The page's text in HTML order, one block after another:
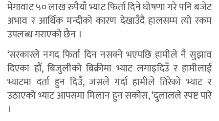
मेगावाट ५० लाख रुपैयाँ भ्याट फिर्ता दिने घोषणा गरे पनि बजेट
अभाव र आर्थिक मन्दीको कारण देखाउँदै हालसम्म त्यो रकम
उपलब्ध गराएको छैन ।
‘सरकारले नगद फिर्ता दिन नसक्ने भएपछि हामीले नै सुझाव
दिएका हौं, बिजुलीको बिक्रीमा भ्याट लगाइदिउँ र हामीलाई
भ्याटमा दर्ता हुन दिउँ, जसले गर्दा हामीले तिरेको भ्याट र
उठाएको भ्याट आपसमा मिलान हुन सकोस, ‘दुलालले स्पष्ट पारे
।